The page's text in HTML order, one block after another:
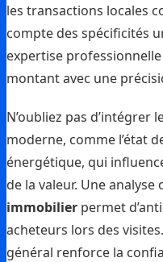
les transactions locales
compte des spécificités
expertise
montant avec une
N’oubliez pas d’intégrer
moderne, comme l’état
énergétique, qui
de la valeur. Une
immobilier permet
acheteurs lors des
général renforce la